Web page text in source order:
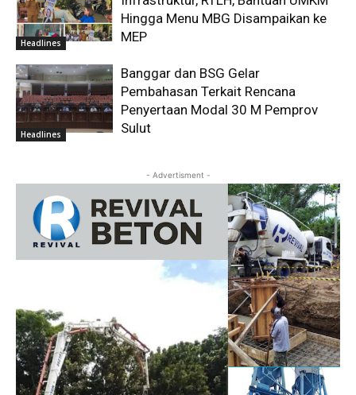
Headlines
Hingga Menu MBG Disampaikan ke
MEP
Headlines
Banggar dan BSG Gelar
Pembahasan Terkait Rencana
Penyertaan Modal 30 M Pemprov
Sulut
- Advertisment -